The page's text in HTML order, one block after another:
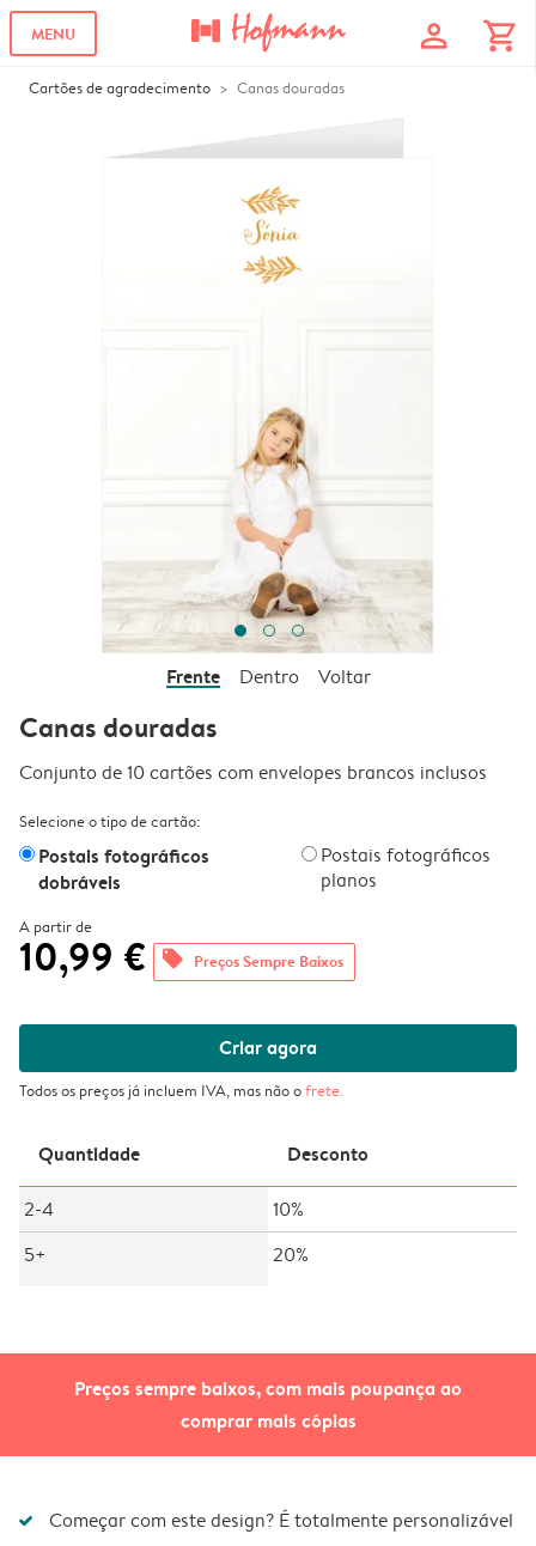
MENU profile shopping_cart
Cartões de agradecimento Canas douradas
Preços sempre baixos, com mais poupança ao
comprar mais cópias
Frente Dentro Voltar
Canas douradas
Conjunto de 10 cartões com envelopes brancos inclusos
Selecione o tipo de cartão:
Postais fotográficos
dobráveis
Postais fotográficos
planos
A partir de
10,99 € offers Preços Sempre Baixos
Criar agora
Todos os preços já incluem IVA, mas não ofrete.
Quantidade Desconto
2-4
10%
5+
20%
Começar com este design? É totalmente personalizável